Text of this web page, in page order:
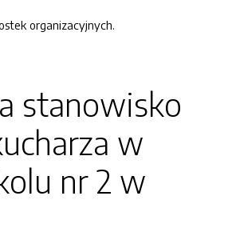
organizacyjnych.
stanowisko
w
nr 2 w